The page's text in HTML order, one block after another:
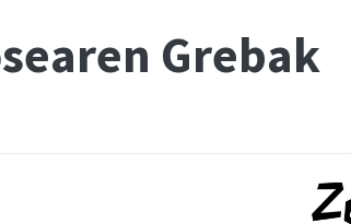
Grebak